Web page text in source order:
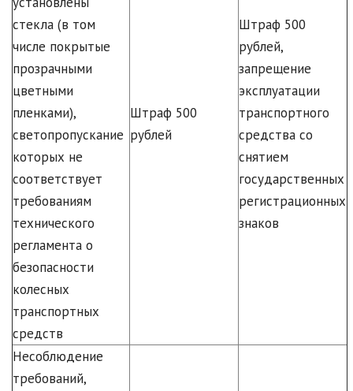
стекла (в том
числе покрытые
прозрачными
цветными
пленками),
светопропускание
которых не
соответствует
требованиям
технического
регламента о
безопасности
колесных
транспортных
средств
Штраф 500
рублей
Штраф 500
рублей,
запрещение
эксплуатации
транспортного
средства со
снятием
государственных
регистрационных
знаков
Несоблюдение
требований,